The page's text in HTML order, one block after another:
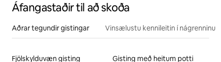
Áfangastaðir til að skoða
Aðrar tegundir gistingar Vinsælustu kennileitin í nágrenninu
Fjölskylduvæn gisting Gisting með heitum potti